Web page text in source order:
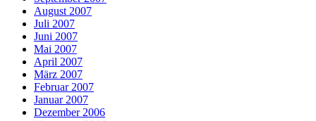
August 2007
Juli 2007
Juni 2007
Mai 2007
April 2007
März 2007
Februar 2007
Januar 2007
Dezember 2006